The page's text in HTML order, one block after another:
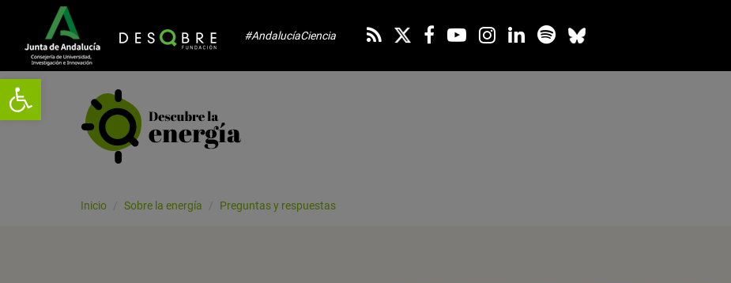
Abrir barra de herramientas
#AndalucíaCiencia
Inicio Sobre la energía Preguntas y respuestas